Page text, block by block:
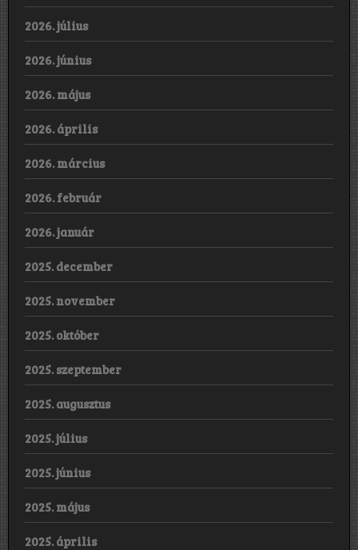
2026. július
2026. június
2026. május
2026. április
2026. március
2026. február
2026. január
2025. december
2025. november
2025. október
2025. szeptember
2025. augusztus
2025. július
2025. június
2025. május
2025. április